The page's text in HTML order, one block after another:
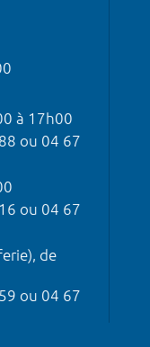
à 17h00
ou 04 67
ou 04 67
de
ou 04 67